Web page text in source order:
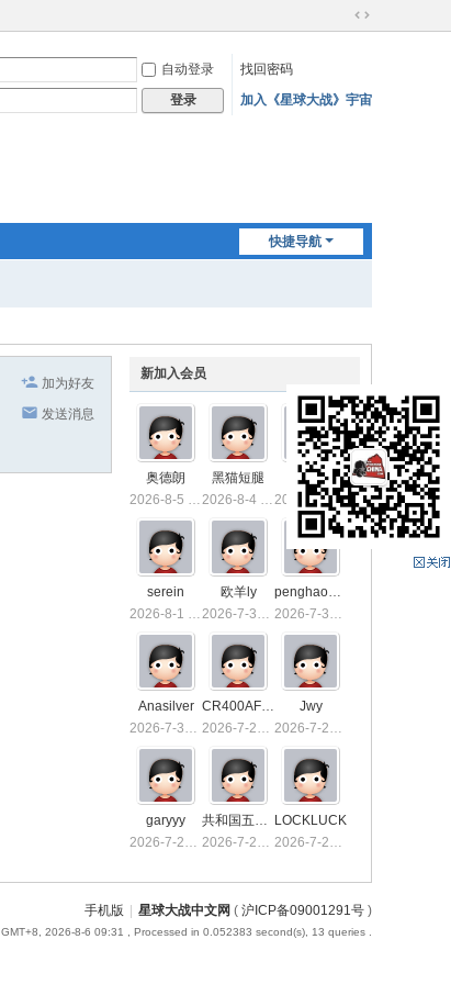
切
宽
自动登录
找回密码
登录 加入《星球大战》宇宙
快捷导航
新加入会员
奥德朗
2026-8-5 13:36
黑猫短腿
2026-8-4 15:50
Nimbus
2026-8-4 01:40
serein
2026-8-1 01:26
欧羊ly
2026-7-31 10:03
penghaoxiake
2026-7-30 23:53
Anasilver
2026-7-30 01:03
CR400AF-1039
2026-7-29 23:32
Jwy
2026-7-29 19:21
garyyy
2026-7-26 21:16
共和国五星上将
2026-7-23 13:55
LOCKLUCK
2026-7-23 00:55
加为好友
发送消息
手机版 星球大战中文网 ( 沪ICP备09001291号 )
GMT+8, 2026-8-6 09:31 , Processed in 0.052383 second(s), 13 queries .